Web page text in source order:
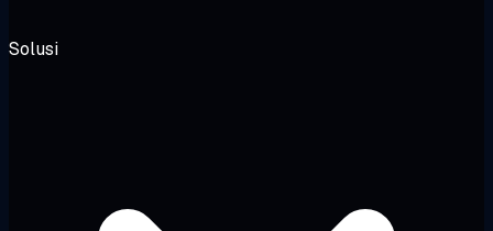
Solusi